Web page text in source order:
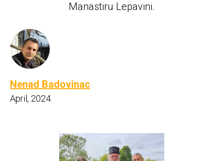
Manastiru Lepavini.
Nenad Badovinac
April, 2024.